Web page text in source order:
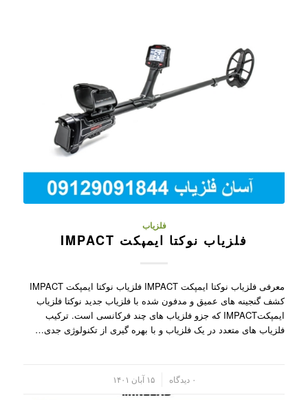
فلزیاب
فلزیاب نوکتا ایمپکت IMPACT
معرفی فلزیاب نوکتا ایمپکت IMPACT فلزیاب نوکتا ایمپکت IMPACT
کشف گنجینه های عمیق و مدفون شده با فلزیاب جدید نوکتا فلزیاب
ایمپکتIMPACT که جزو فلزیاب های چند فرکانسی است. ترکیب
فلزیاب های متعدد در یک فلزیاب و با بهره گیری از تکنولوژی جدی…
۰ دیدگاه ۱۵ آبان ۱۴۰۱